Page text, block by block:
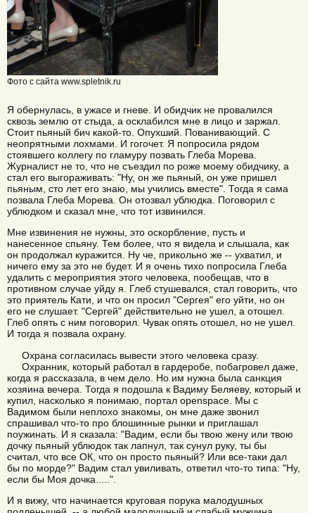
Фото с сайта www.spletnik.ru
Я обернулась, в ужасе и гневе. И обидчик не провалился
сквозь землю от стыда, а осклабился мне в лицо и заржал.
Стоит пьяный бич какой-то. Опухший. Пованивающий. С
неопрятными лохмами. И гогочет. Я попросила рядом
стоявшего коллегу по гламуру позвать Глеба Морева.
Журналист не то, что не съездил по роже моему обидчику, а
стал его выгораживать: "Ну, он же пьяный, он уже пришел
пьяным, сто лет его знаю, мы учились вместе". Тогда я сама
позвала Глеба Морева. Он отозвал ублюдка. Поговорил с
ублюдком и сказал мне, что тот извинился.
Мне извинения не нужны, это оскорбление, пусть и
нанесенное спьяну. Тем более, что я видела и слышала, как
он продолжал куражится. Ну че, прикольно же -- ухватил, и
ничего ему за это не будет. И я очень тихо попросила Глеба
удалить с мероприятия этого человека, пообещав, что в
противном случае уйду я. Глеб стушевался, стал говорить, что
это приятель Кати, и что он просил "Сергея" его уйти, но он
его не слушает. "Сергей" действительно не ушел, а отошел.
Глеб опять с ним поговорил. Чувак опять отошел, но не ушел.
И тогда я позвала охрану.
Охрана согласилась вывести этого человека сразу.
Охранник, который работал в гардеробе, побагровел даже,
когда я рассказала, в чем дело. Но им нужна была санкция
хозяина вечера. Тогда я подошла к Вадиму Беляеву, который и
купил, насколько я понимаю, портал openspace. Мы с
Вадимом были неплохо знакомы, он мне даже звонил
спрашивал что-то про блошинные рынки и приглашал
поужинать. И я сказала: "Вадим, если бы твою жену или твою
дочку пьяный ублюдок так лапнул, так сунул руку, ты бы
считал, что все ОК, что он просто пьяный? Или все-таки дал
бы по морде?" Вадим стал увиливать, ответил что-то типа: "Ну,
если бы Моя дочка.....".
И я вижу, что начинается круговая порука малодушных